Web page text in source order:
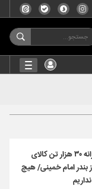
حمل روزانه ۳۰ هزار تن کالای
بندر امام خمینی/ هیچ